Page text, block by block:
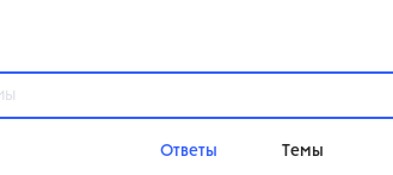
Ответы Темы